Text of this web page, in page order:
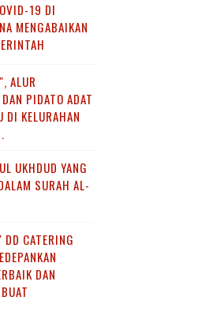
19 DI
MENGABAIKAN
ALUR
PIDATO ADAT
DI KELURAHAN
UKHDUD YANG
SURAH AL-
CATERING
DAN